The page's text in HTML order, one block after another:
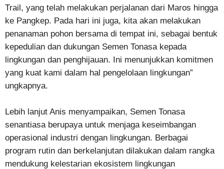
Trail, yang telah melakukan perjalanan dari Maros hingga
ke Pangkep. Pada hari ini juga, kita akan melakukan
penanaman pohon bersama di tempat ini, sebagai bentuk
kepedulian dan dukungan Semen Tonasa kepada
lingkungan dan penghijauan. Ini menunjukkan komitmen
yang kuat kami dalam hal pengelolaan lingkungan”
ungkapnya.
Lebih lanjut Anis menyampaikan, Semen Tonasa
senantiasa berupaya untuk menjaga keseimbangan
operasional industri dengan lingkungan. Berbagai
program rutin dan berkelanjutan dilakukan dalam rangka
mendukung kelestarian ekosistem lingkungan